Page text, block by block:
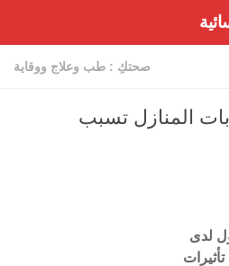
صحتكِ : طب وعلاج ووقاية
المنازل تسبب
لدى